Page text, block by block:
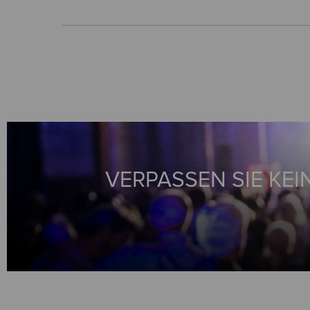
VERPASSEN SIE